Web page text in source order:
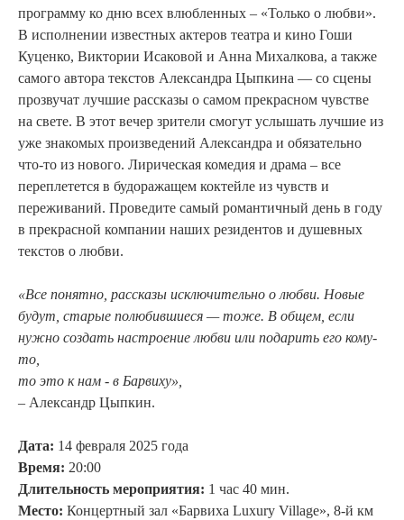
программу ко дню всех влюбленных – «Только о любви».
В исполнении известных актеров театра и кино Гоши
Куценко, Виктории Исаковой и Анна Михалкова, а также
самого автора текстов Александра Цыпкина — со сцены
прозвучат лучшие рассказы о самом прекрасном чувстве
на свете. В этот вечер зрители смогут услышать лучшие из
уже знакомых произведений Александра и обязательно
что-то из нового. Лирическая комедия и драма – все
переплетется в будоражащем коктейле из чувств и
переживаний. Проведите самый романтичный день в году
в прекрасной компании наших резидентов и душевных
текстов о любви.
«Все понятно, рассказы исключительно о любви. Новые
будут, старые полюбившиеся — тоже. В общем, если
нужно создать настроение любви или подарить его кому-
то,
то это к нам - в Барвиху»,
– Александр Цыпкин.
Дата: 14 февраля 2025 года
Время: 20:00
Длительность мероприятия: 1 час 40 мин.
Место: Концертный зал «Барвиха Luxury Village», 8-й км